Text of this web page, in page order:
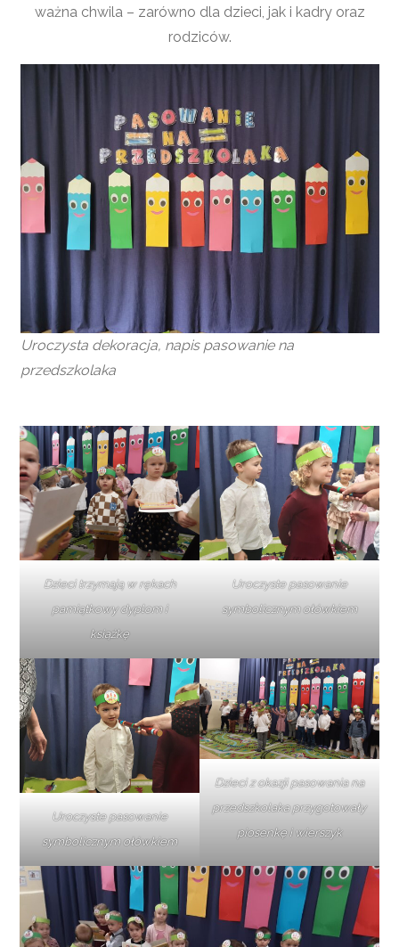
ważna chwila – zarówno dla dzieci, jak i kadry oraz
rodziców.
Uroczysta dekoracja, napis pasowanie na
przedszkolaka
Dzieci trzymają w rękach
pamiątkowy dyplom i
książkę
Uroczyste pasowanie
symbolicznym ołówkiem
Uroczyste pasowanie
symbolicznym ołówkiem
Dzieci z okazji pasowania na
przedszkolaka przygotowały
piosenkę i wierszyk